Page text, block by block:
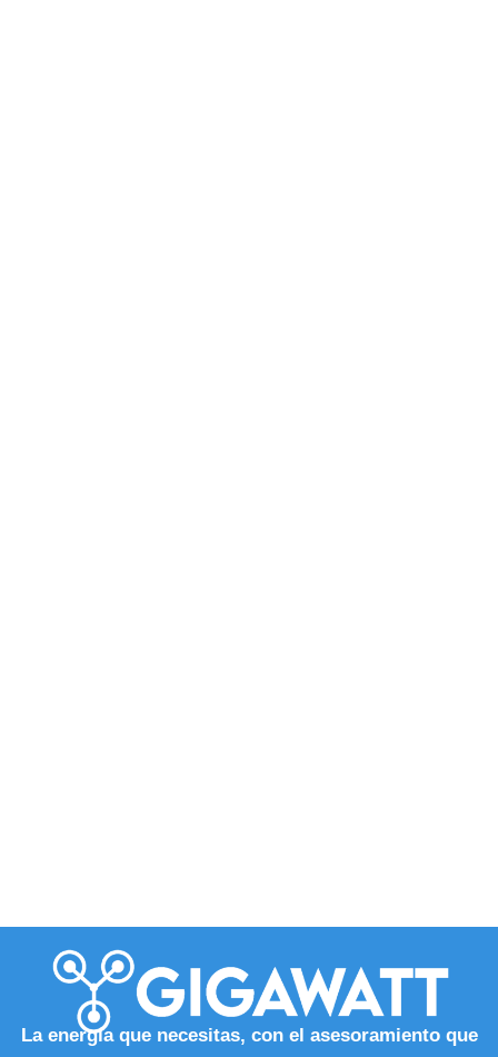
La energía que necesitas, con el asesoramiento que